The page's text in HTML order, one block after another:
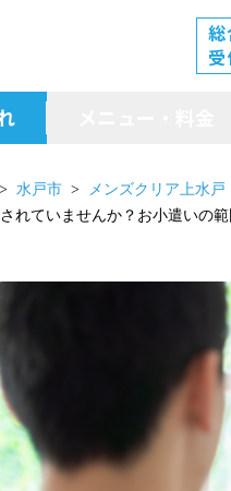
総
メニュー・料金
水戸市 メンズクリア上水戸
れていませんか？お小遣いの